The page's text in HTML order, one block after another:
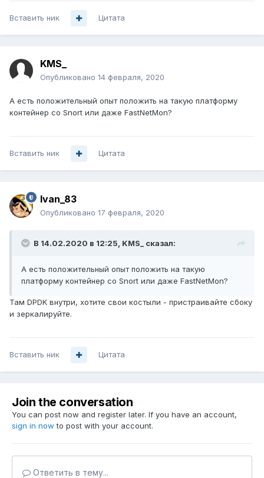
Вставить ник Цитата
KMS_
Опубликовано 14 февраля, 2020
А есть положительный опыт положить на такую платформу
контейнер со Snort или даже FastNetMon?
Вставить ник Цитата
Ivan_83
Опубликовано 17 февраля, 2020
В 14.02.2020 в 12:25, KMS_ сказал:
А есть положительный опыт положить на такую
платформу контейнер со Snort или даже FastNetMon?
Там DPDK внутри, хотите свои костыли - пристраивайте сбоку
и зеркалируйте.
Вставить ник Цитата
Join the conversation
You can post now and register later. If you have an account,
sign in now to post with your account.
Ответить в тему...